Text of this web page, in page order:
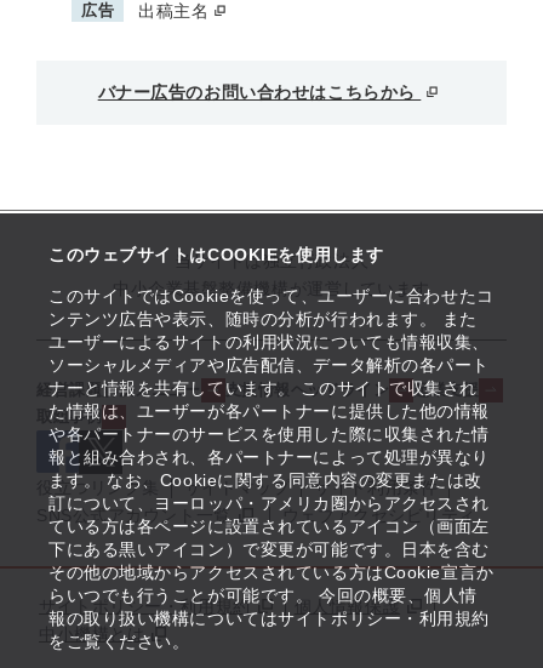
このウェブサイトはCOOKIEを使用します
このサイトではCookieを使って、ユーザーに合わせたコ
ンテンツ広告や表示、随時の分析が行われます。 また
ユーザーによるサイトの利用状況についても情報収集、
ソーシャルメディアや広告配信、データ解析の各パート
ナーと情報を共有しています。 このサイトで収集され
た情報は、ユーザーが各パートナーに提供した他の情報
や各パートナーのサービスを使用した際に収集された情
報と組み合わされ、各パートナーによって処理が異なり
ます。 なお、Cookieに関する同意内容の変更または改
訂について、ヨーロッパ・アメリカ圏からアクセスされ
ている方は各ページに設置されているアイコン（画面左
下にある黒いアイコン）で変更が可能です。日本を含む
その他の地域からアクセスされている方はCookie宣言か
らいつでも行うことが可能です。 今回の概要、個人情
報の取り扱い機構についてはサイトポリシー・利用規約
をご覧ください。
広告 出稿主名
バナー広告のお問い合わせはこちらから
当サイトは独立行政法人
中小企業基盤整備機構が運営しています
経営課題解決メニュー 支援情報ヘッドライン
起業支援
取組事例
役立つリンク集 サイトマップ
サイト利用条件
SNS公式アカウント一覧
ウェブアクセシビリティ
サイトポリシー・利用規約
個人情報保護
中小機構とは